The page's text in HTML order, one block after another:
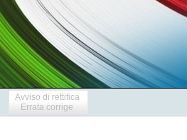
Avviso di rettifica
Errata corrige